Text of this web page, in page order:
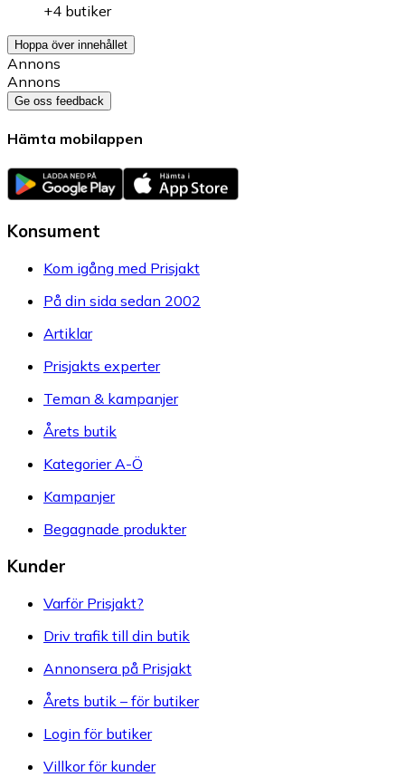
+4 butiker
Hoppa över innehållet
Annons
Annons
Ge oss feedback
Hämta mobilappen
Konsument
Kom igång med Prisjakt
På din sida sedan 2002
Artiklar
Prisjakts experter
Teman & kampanjer
Årets butik
Kategorier A-Ö
Kampanjer
Begagnade produkter
Kunder
Varför Prisjakt?
Driv trafik till din butik
Annonsera på Prisjakt
Årets butik – för butiker
Login för butiker
Villkor för kunder